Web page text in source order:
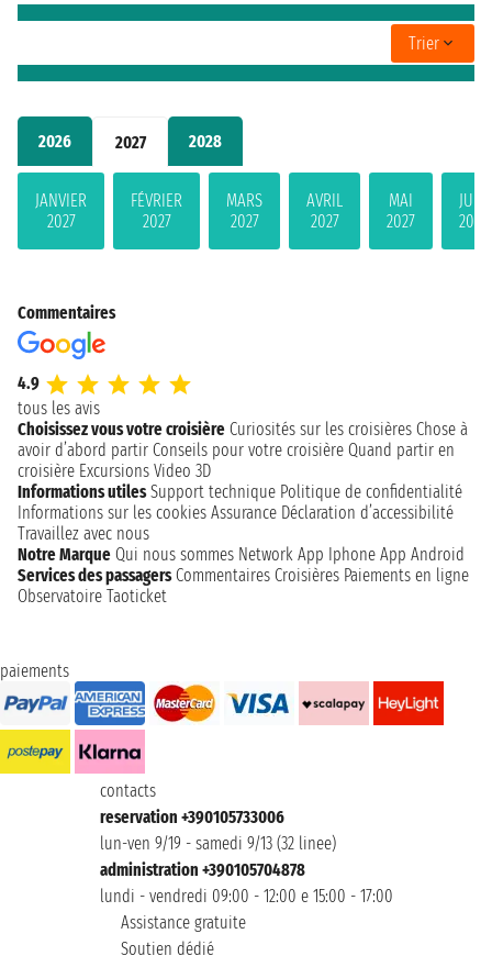
2026 2027 2028
JANVIER
2027
FÉVRIER
2027
MARS
2027
AVRIL
2027
MAI
2027
JUIN
2027
Trier
Commentaires
4.9
tous les avis
Choisissez vous votre croisière Curiosités sur les croisières Chose à
avoir d’abord partir Conseils pour votre croisière Quand partir en
croisière Excursions Video 3D
Informations utiles Support technique Politique de confidentialité
Informations sur les cookies Assurance Déclaration d’accessibilité
Travaillez avec nous
Notre Marque Qui nous sommes Network App Iphone App Android
Services des passagers Commentaires Croisières Paiements en ligne
Observatoire Taoticket
paiements
contacts
reservation +390105733006
lun-ven 9/19 - samedi 9/13 (32 linee)
administration +390105704878
lundi - vendredi 09:00 - 12:00 e 15:00 - 17:00
Assistance gratuite
Soutien dédié